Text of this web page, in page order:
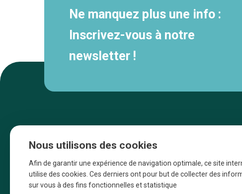
Ne manquez plus une info :
Inscrivez-vous à notre
newsletter !
Nous utilisons des cookies
Afin de garantir une expérience de navigation optimale, ce site
utilise des cookies. Ces derniers ont pour but de collecter des
sur vous à des fins fonctionnelles et statistique